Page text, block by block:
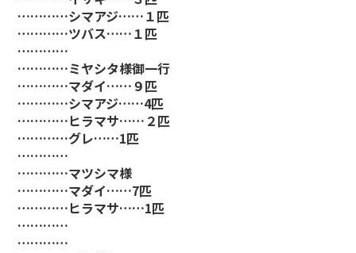
…………シマアジ……１匹
…………ツバス……１匹
…………
…………ミヤシタ様御一行
…………マダイ……９匹
…………シマアジ……4匹
…………ヒラマサ……２匹
…………グレ……1匹
…………
…………マツシマ様
…………マダイ……7匹
…………ヒラマサ……1匹
…………
…………